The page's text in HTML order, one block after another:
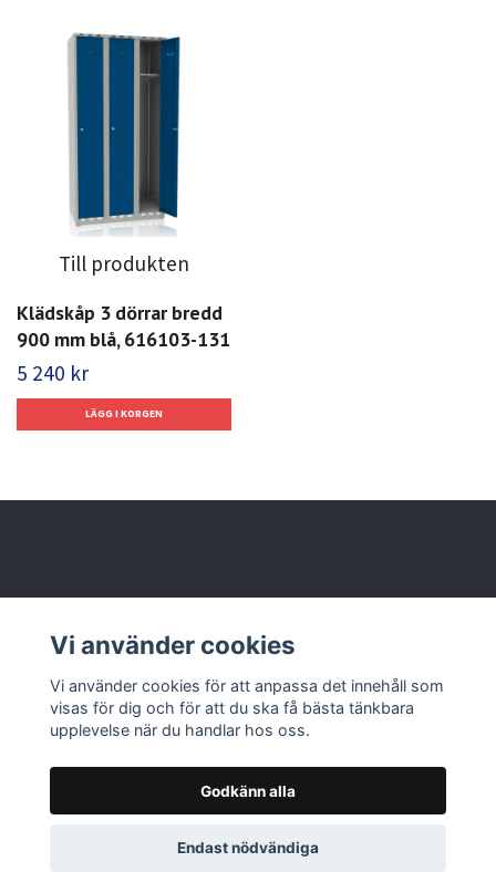
Till produkten
Klädskåp 3 dörrar bredd
900 mm blå, 616103-131
5 240 kr
Läs mer
© 2026 Nolbox AB
Vi använder cookies
Vi använder cookies för att anpassa det innehåll som
visas för dig och för att du ska få bästa tänkbara
upplevelse när du handlar hos oss.
Godkänn alla
Endast nödvändiga